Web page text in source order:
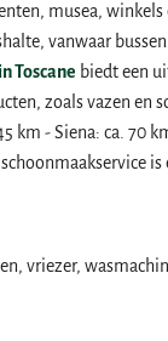
musea,
vanwaar
Toscane biedt een
zoals vazen en
km - Siena: ca. 70
vriezer,